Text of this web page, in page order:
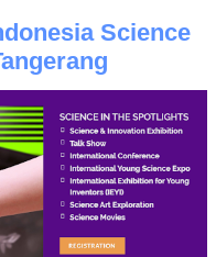
Science